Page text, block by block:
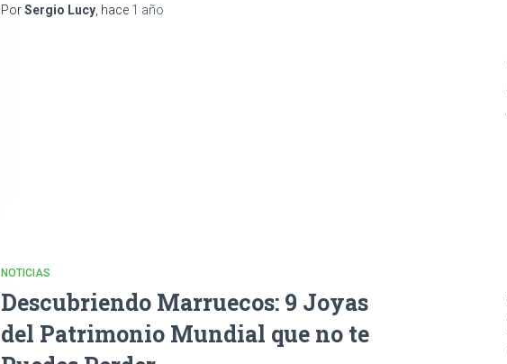
PorSergio Lucy , hace 1 año
NOTICIAS
Descubriendo Marruecos: 9 Joyas
del Patrimonio Mundial que no te